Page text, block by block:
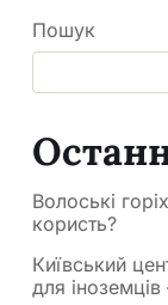
Пошук
Волоські
користь?
Київський
для іноземців